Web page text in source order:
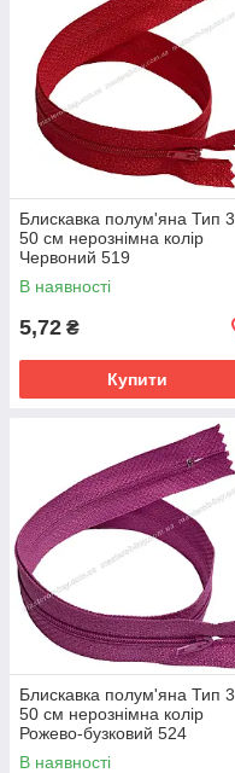
Блискавка полум'яна Тип 3
50 см нерознімна колір
Червоний 519
В наявності
5,72 ₴
Купити
Блискавка полум'яна Тип 3
50 см нерознімна колір
Рожево-бузковий 524
В наявності